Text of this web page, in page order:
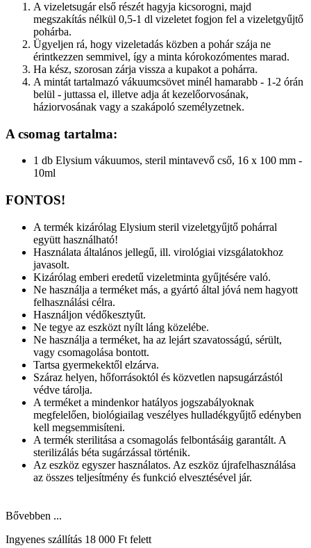
A vizeletsugár első részét hagyja kicsorogni, majd
megszakítás nélkül 0,5-1 dl vizeletet fogjon fel a vizeletgyűjtő
pohárba.
Ügyeljen rá, hogy vizeletadás közben a pohár szája ne
érintkezzen semmivel, így a minta kórokozómentes marad.
Ha kész, szorosan zárja vissza a kupakot a pohárra.
A mintát tartalmazó vákuumcsövet minél hamarabb - 1-2 órán
belül - juttassa el, illetve adja át kezelőorvosának,
háziorvosának vagy a szakápoló személyzetnek.
A csomag tartalma:
1 db Elysium vákuumos, steril mintavevő cső, 16 x 100 mm -
10ml
FONTOS!
A termék kizárólag Elysium steril vizeletgyűjtő pohárral
együtt használható!
Használata általános jellegű, ill. virológiai vizsgálatokhoz
javasolt.
Kizárólag emberi eredetű vizeletminta gyűjtésére való.
Ne használja a terméket más, a gyártó által jóvá nem hagyott
felhasználási célra.
Használjon védőkesztyűt.
Ne tegye az eszközt nyílt láng közelébe.
Ne használja a terméket, ha az lejárt szavatosságú, sérült,
vagy csomagolása bontott.
Tartsa gyermekektől elzárva.
Száraz helyen, hőforrásoktól és közvetlen napsugárzástól
védve tárolja.
A terméket a mindenkor hatályos jogszabályoknak
megfelelően, biológiailag veszélyes hulladékgyűjtő edényben
kell megsemmisíteni.
A termék sterilitása a csomagolás felbontásáig garantált. A
sterilizálás béta sugárzással történik.
Az eszköz egyszer használatos. Az eszköz újrafelhasználása
az összes teljesítmény és funkció elvesztésével jár.
Bővebben ...
Ingyenes szállítás 18 000 Ft felett